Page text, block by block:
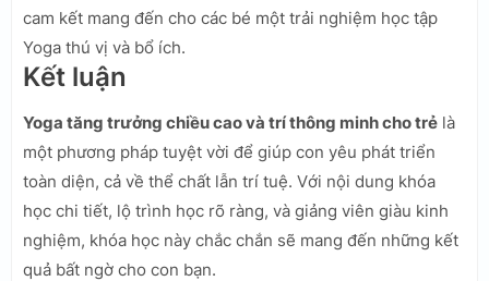
cam kết mang đến cho các bé một trải nghiệm học tập
Yoga thú vị và bổ ích.
Kết luận
Yoga tăng trưởng chiều cao và trí thông minh cho trẻ là
một phương pháp tuyệt vời để giúp con yêu phát triển
toàn diện, cả về thể chất lẫn trí tuệ. Với nội dung khóa
học chi tiết, lộ trình học rõ ràng, và giảng viên giàu kinh
nghiệm, khóa học này chắc chắn sẽ mang đến những kết
quả bất ngờ cho con bạn.